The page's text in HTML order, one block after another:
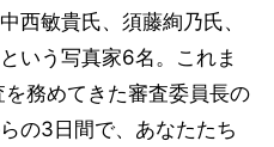
西敏貴氏、須藤絢乃氏、
いう写真家6名。これま
務めてきた審査委員長の
の3日間で、あなたたち